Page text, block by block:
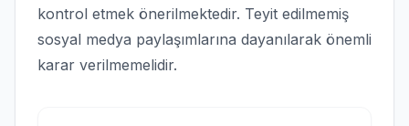
kontrol etmek önerilmektedir. Teyit edilmemiş
sosyal medya paylaşımlarına dayanılarak önemli
karar verilmemelidir.